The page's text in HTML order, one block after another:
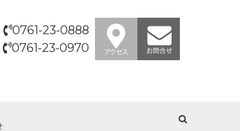
0761-23-0888
0761-23-0970